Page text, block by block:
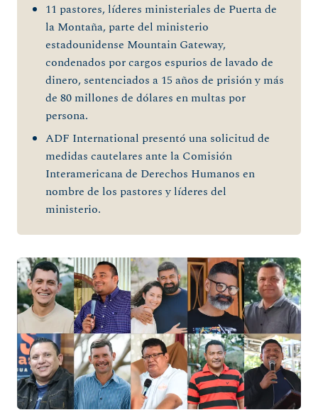
11 pastores, líderes ministeriales de Puerta de
la Montaña, parte del ministerio
estadounidense Mountain Gateway,
condenados por cargos espurios de lavado de
dinero, sentenciados a 15 años de prisión y más
de 80 millones de dólares en multas por
persona.
ADF International presentó una solicitud de
medidas cautelares ante la Comisión
Interamericana de Derechos Humanos en
nombre de los pastores y líderes del
ministerio.